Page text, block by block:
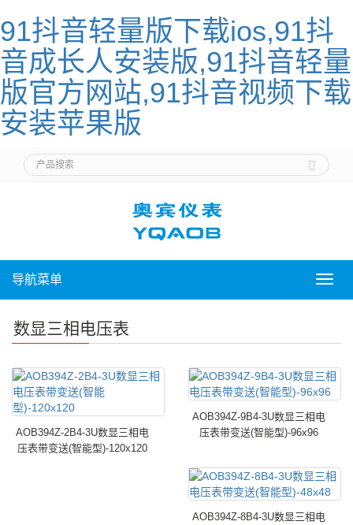
91抖音轻量版下载ios,91抖
音成长人安装版,91抖音轻量
版官方网站,91抖音视频下载
安装苹果版
导
导航菜单
数显三相电压表
AOB394Z-2B4-3U数显三相电
压表带变送(智能型)-120x120
AOB394Z-9B4-3U数显三相电
压表带变送(智能型)-96x96
AOB394Z-8B4-3U数显三相电